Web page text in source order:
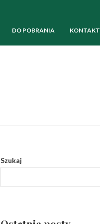
DO POBRANIA KONTAKT
Szukaj